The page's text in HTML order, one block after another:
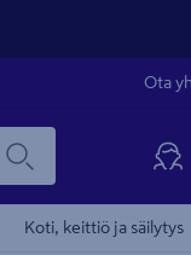
Ota
Koti, keittiö ja säilytys